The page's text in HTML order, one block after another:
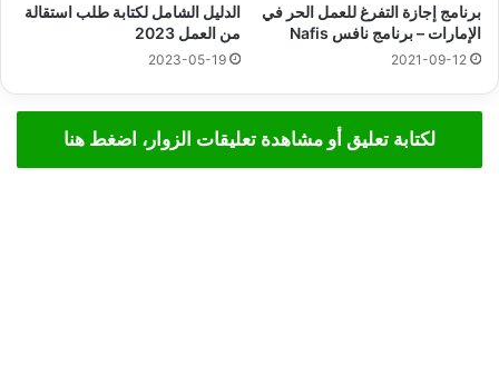
برنامج إجازة التفرغ للعمل الحر في
الإمارات – برنامج نافس Nafis
2021-09-12
الدليل الشامل لكتابة طلب استقالة
من العمل 2023
2023-05-19
لكتابة تعليق أو مشاهدة تعليقات الزوار، اضغط هنا